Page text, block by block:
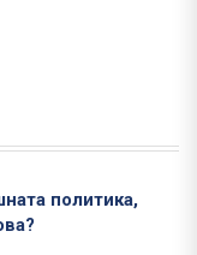
политика,